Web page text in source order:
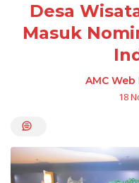
Desa
Masuk
AMC
18